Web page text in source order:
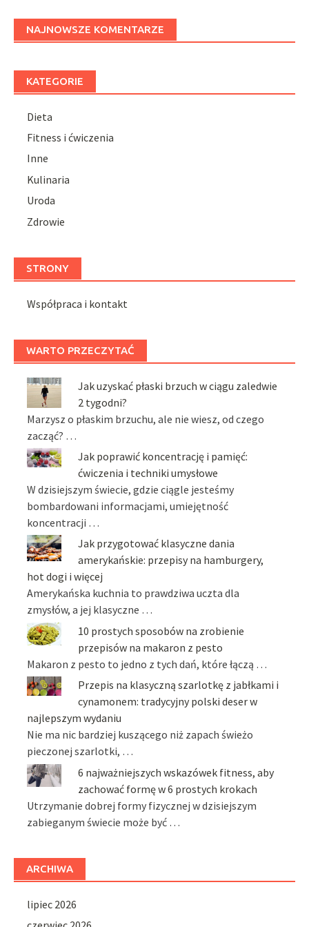
NAJNOWSZE KOMENTARZE
KATEGORIE
Dieta
Fitness i ćwiczenia
Inne
Kulinaria
Uroda
Zdrowie
STRONY
Współpraca i kontakt
WARTO PRZECZYTAĆ
Jak uzyskać płaski brzuch w ciągu zaledwie
2 tygodni?
Marzysz o płaskim brzuchu, ale nie wiesz, od czego
zacząć? …
Jak poprawić koncentrację i pamięć:
ćwiczenia i techniki umysłowe
W dzisiejszym świecie, gdzie ciągle jesteśmy
bombardowani informacjami, umiejętność
koncentracji …
Jak przygotować klasyczne dania
amerykańskie: przepisy na hamburgery,
hot dogi i więcej
Amerykańska kuchnia to prawdziwa uczta dla
zmysłów, a jej klasyczne …
10 prostych sposobów na zrobienie
przepisów na makaron z pesto
Makaron z pesto to jedno z tych dań, które łączą …
Przepis na klasyczną szarlotkę z jabłkami i
cynamonem: tradycyjny polski deser w
najlepszym wydaniu
Nie ma nic bardziej kuszącego niż zapach świeżo
pieczonej szarlotki, …
6 najważniejszych wskazówek fitness, aby
zachować formę w 6 prostych krokach
Utrzymanie dobrej formy fizycznej w dzisiejszym
zabieganym świecie może być …
ARCHIWA
lipiec 2026